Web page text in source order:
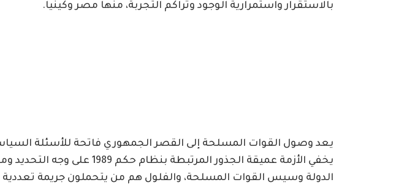
بالاستقرار واستمرارية الوجود وتراكم التجربة، منها مصر وكينيا.
يعد وصول القوات المسلحة إلى القصر الجمهوري فاتحة للأسئلة
الدولة وسيس القوات المسلحة، والفلول هم من يتحملون جريمة